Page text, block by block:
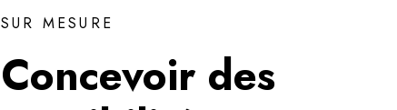
SUR MESURE
Concevoir des